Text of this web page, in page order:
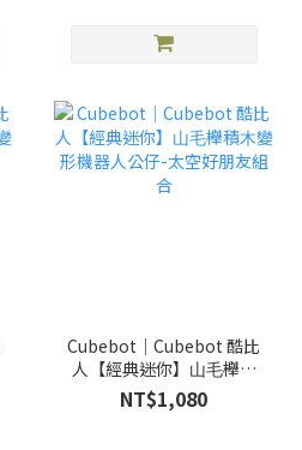
Cubebot｜Cubebot 酷比
⼈【經典迷你】⼭⽑櫸積
⽊變形機器⼈公仔-太空好
朋友組合
NT$1,080